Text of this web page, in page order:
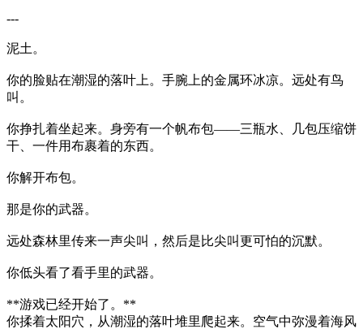
---
泥土。
你的脸贴在潮湿的落叶上。手腕上的金属环冰凉。远处有鸟
叫。
你挣扎着坐起来。身旁有一个帆布包——三瓶水、几包压缩饼
干、一件用布裹着的东西。
你解开布包。
那是你的武器。
远处森林里传来一声尖叫，然后是比尖叫更可怕的沉默。
你低头看了看手里的武器。
**游戏已经开始了。**
你揉着太阳穴，从潮湿的落叶堆里爬起来。空气中弥漫着海风